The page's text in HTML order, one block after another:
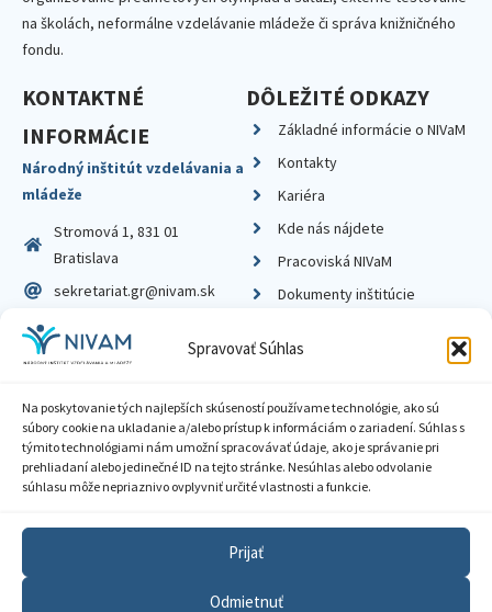
Spravovať Súhlas
Na poskytovanie tých najlepších skúseností používame technológie, ako sú
súbory cookie na ukladanie a/alebo prístup k informáciám o zariadení. Súhlas s
týmito technológiami nám umožní spracovávať údaje, ako je správanie pri
prehliadaní alebo jedinečné ID na tejto stránke. Nesúhlas alebo odvolanie
súhlasu môže nepriaznivo ovplyvniť určité vlastnosti a funkcie.
Prijať
Odmietnuť
na školách, neformálne vzdelávanie mládeže či správa knižničného
fondu.
KONTAKTNÉ
INFORMÁCIE
Národný inštitút vzdelávania a
mládeže
Stromová 1, 831 01
Bratislava
sekretariat.gr@nivam.sk
IČO: 00164348
DIČ: 2020798714
DÔLEŽITÉ ODKAZY
Základné informácie o NIVaM
Kontakty
Kariéra
Kde nás nájdete
Pracoviská NIVaM
Dokumenty inštitúcie
Zásady ochrany súkromia
Sprístupnenie informácií